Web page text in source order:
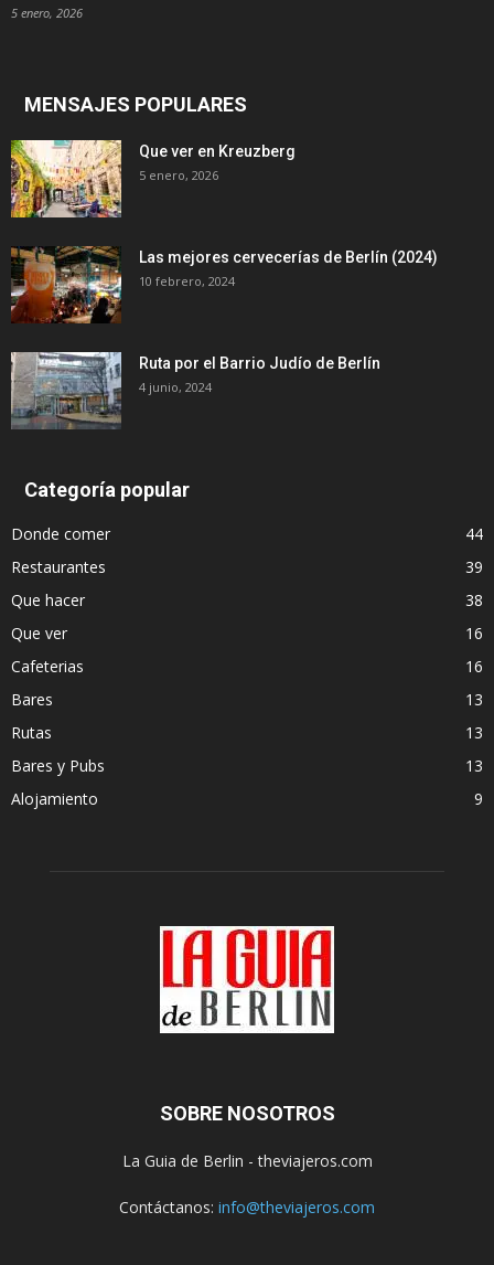
5 enero, 2026
MENSAJES POPULARES
Que ver en Kreuzberg
5 enero, 2026
Las mejores cervecerías de Berlín (2024)
10 febrero, 2024
Ruta por el Barrio Judío de Berlín
4 junio, 2024
Categoría popular
Donde comer
44
Restaurantes
39
Que hacer
38
Que ver
16
Cafeterias
16
Bares
13
Rutas
13
Bares y Pubs
13
Alojamiento
9
SOBRE NOSOTROS
La Guia de Berlin - theviajeros.com
Contáctanos: info@theviajeros.com